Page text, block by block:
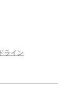
ライン